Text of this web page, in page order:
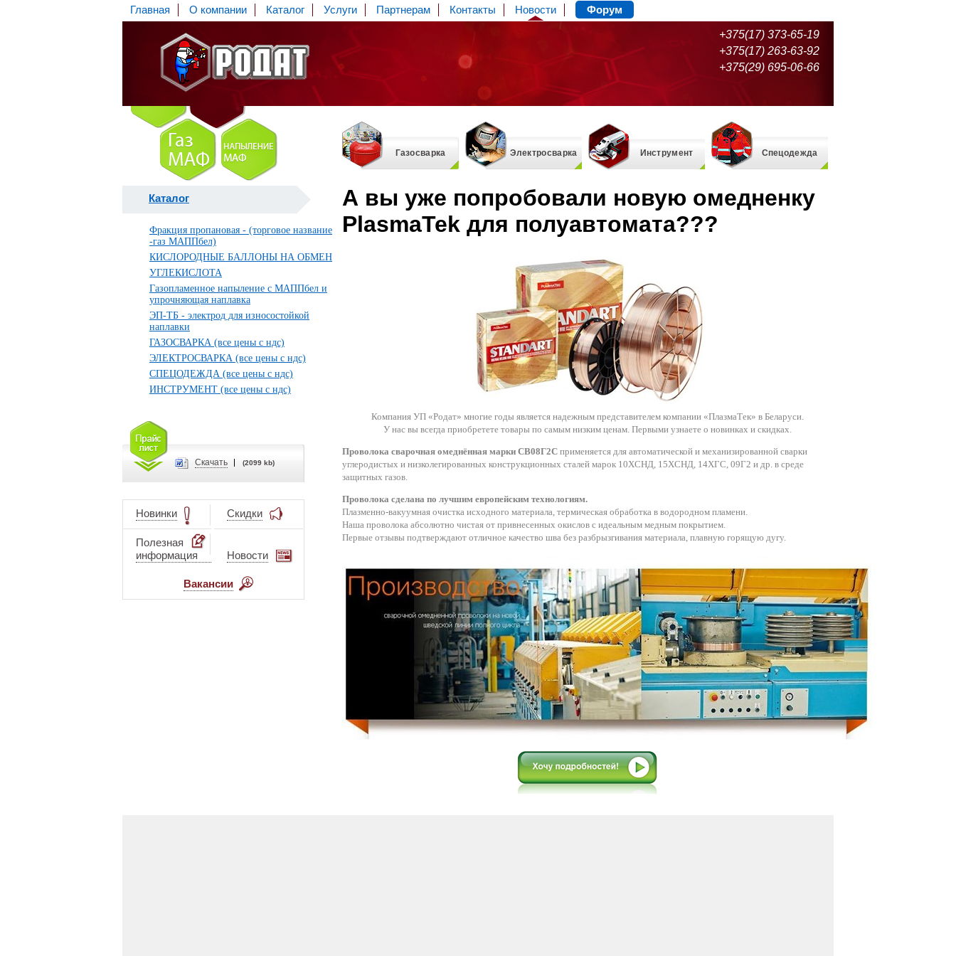
Главная О компании Каталог Услуги Партнерам Контакты Новости Форум
+375(17) 373-65-19
+375(17) 263-63-92
+375(29) 695-06-66
Каталог
Фракция пропановая - (торговое название
-газ МАППбел)
КИСЛОРОДНЫЕ БАЛЛОНЫ НА ОБМЕН
УГЛЕКИСЛОТА
Газопламенное напыление с МАППбел и
упрочняющая наплавка
ЭП-ТБ - электрод для износостойкой
наплавки
ГАЗОСВАРКА (все цены с ндс)
ЭЛЕКТРОСВАРКА (все цены с ндс)
СПЕЦОДЕЖДА (все цены с ндс)
ИНСТРУМЕНТ (все цены с ндс)
Cкачать (2099 kb)
Новинки Скидки
Полезная
информация
Новости
Вакансии
Газосварка Электросварка Инструмент Спецодежда
А вы уже попробовали новую омедненку
PlasmaTek для полуавтомата???
Компания УП «Родат» многие годы является надежным представителем компании «ПлазмаТек» в Беларуси.
У нас вы всегда приобретете товары по самым низким ценам. Первыми узнаете о новинках и скидках.
Проволока сварочная омеднённая марки СВ08Г2С применяется для автоматической и механизированной сварки
углеродистых и низколегированных конструкционных сталей марок 10ХСНД, 15ХСНД, 14ХГС, 09Г2 и др. в среде
защитных газов.
Проволока сделана по лучшим европейским технологиям.
Плазменно-вакуумная очистка исходного материала, термическая обработка в водородном пламени.
Наша проволока абсолютно чистая от привнесенных окислов с идеальным медным покрытием.
Первые отзывы подтверждают отличное качество шва без разбрызгивания материала, плавную горящую дугу.